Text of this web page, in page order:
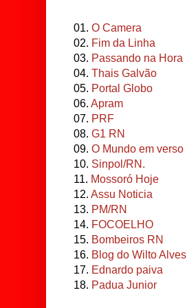
01. O Camera
02. Fim da Linha
03. Passando na Hora
04. Thais Galvão
05. Portal Globo
06. Apram
07. PRF
08. G1 RN
09. O Mundo em verso
10. Sinpol/RN.
11. Mossoró Hoje
12. Assu Noticia
13. PM/RN
14. FOCOELHO
15. Bombeiros RN
16. Blog do Wilto Alves
17. Ednardo paiva
18. Padua Junior